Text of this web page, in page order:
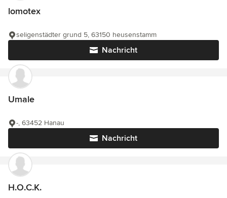
lomotex
Nachricht
seligenstädter grund 5, 63150 heusenstamm
Umale
Nachricht
-, 63452 Hanau
H.O.C.K.